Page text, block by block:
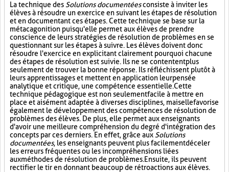
La technique des Solutions documentéesconsiste à inviter les
élèves à résoudre un exercice en suivant les étapes de résolution
et en documentant ces étapes. Cette technique se base sur la
métacagonition puisqu'elle permet aux élèves de prendre
conscience de leurs stratégies de résolution de problèmes en se
questionnant sur les étapes à suivre. Les élèves doivent donc
résoudre l'exercice en explicitant clairement pourquoi chacune
des étapes de résolution est suivie. Ils ne se contentent plus
seulement de trouver la bonne réponse. Ils réfléchissent plutôt à
leurs apprentissages et mettent en application leur pensée
analytique et critique, une compétence essentielle. Cette
technique pédagogique est non seulement facile à mettre en
place et aisément adaptée à diverses disciplines, mais elle favorise
également le développement des compétences de résolution de
problèmes des élèves. De plus, elle permet aux enseignants
d'avoir une meilleure compréhension du degré d'intégration des
concepts par ces derniers. En effet, grâce aux Solutions
documentées, les enseignants peuvent plus facilement déceler
les erreurs fréquentes ou les incompréhensions liées
aux méthodes de résolution de problèmes. Ensuite, ils peuvent
rectifier le tir en donnant beaucoup de rétroactions aux élèves.